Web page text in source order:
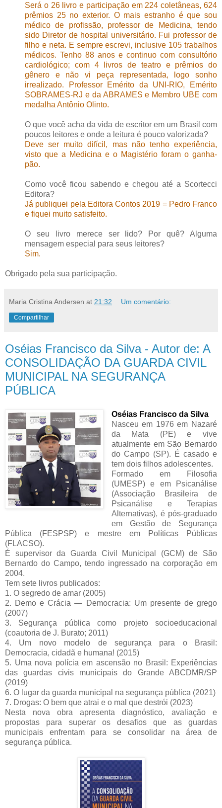
Será o 26 livro e participação em 224 coletâneas, 624
prêmios 25 no exterior. O mais estranho é que sou
médico de profissão, professor de Medicina, tendo
sido Diretor de hospital universitário. Fui professor de
filho e neta. E sempre escrevi, inclusive 105 trabalhos
médicos. Tenho 88 anos e continuo com consultório
cardiológico; com 4 livros de teatro e prêmios do
gênero e não vi peça representada, logo sonho
irrealizado. Professor Emérito da UNI-RIO, Emérito
SOBRAMES-RJ e da ABRAMES e Membro UBE com
medalha Antônio Olinto.
O que você acha da vida de escritor em um Brasil com
poucos leitores e onde a leitura é pouco valorizada?
Deve ser muito difícil, mas não tenho experiência,
visto que a Medicina e o Magistério foram o ganha-
pão.
Como você ficou sabendo e chegou até a Scortecci
Editora?
Já publiquei pela Editora Contos 2019 = Pedro Franco
e fiquei muito satisfeito.
O seu livro merece ser lido? Por quê? Alguma
mensagem especial para seus leitores?
Sim.
Obrigado pela sua participação.
Maria Cristina Andersen at 21:32 Um comentário:
Compartilhar
Oséias Francisco da Silva - Autor de: A
CONSOLIDAÇÃO DA GUARDA CIVIL
MUNICIPAL NA SEGURANÇA
PÚBLICA
Oséias Francisco da Silva
Nasceu em 1976 em Nazaré
da Mata (PE) e vive
atualmente em São Bernardo
do Campo (SP). É casado e
tem dois filhos adolescentes.
Formado em Filosofia
(UMESP) e em Psicanálise
(Associação Brasileira de
Psicanálise e Terapias
Alternativas), é pós-graduado
em Gestão de Segurança
Pública (FESPSP) e mestre em Políticas Públicas
(FLACSO).
É supervisor da Guarda Civil Municipal (GCM) de São
Bernardo do Campo, tendo ingressado na corporação em
2004.
Tem sete livros publicados:
1. O segredo de amar (2005)
2. Demo e Crácia — Democracia: Um presente de grego
(2007)
3. Segurança pública como projeto socioeducacional
(coautoria de J. Burato; 2011)
4. Um novo modelo de segurança para o Brasil:
Democracia, cidadã e humana! (2015)
5. Uma nova polícia em ascensão no Brasil: Experiências
das guardas civis municipais do Grande ABCDMR/SP
(2019)
6. O lugar da guarda municipal na segurança pública (2021)
7. Drogas: O bem que atrai e o mal que destrói (2023)
Nesta nova obra apresenta diagnóstico, avaliação e
propostas para superar os desafios que as guardas
municipais enfrentam para se consolidar na área de
segurança pública.